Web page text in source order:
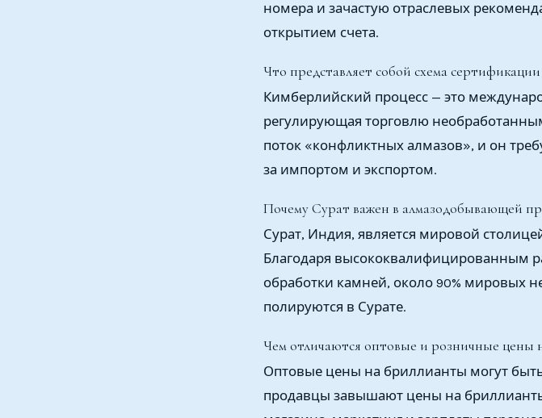
номера и зачастую отраслевых
открытием счета.
Что представляет собой схема
Кимберлийский процесс — это
регулирующая торговлю
поток «конфликтных алмазов», и он
за импортом и экспортом.
Почему Сурат важен в алмазодобывающей
Сурат, Индия, является мировой
Благодаря высококвалифицированным
обработки камней, около 90% мировых
полируются в Сурате.
Чем отличаются оптовые и розничные цены
Оптовые цены на бриллианты могут
продавцы завышают цены на